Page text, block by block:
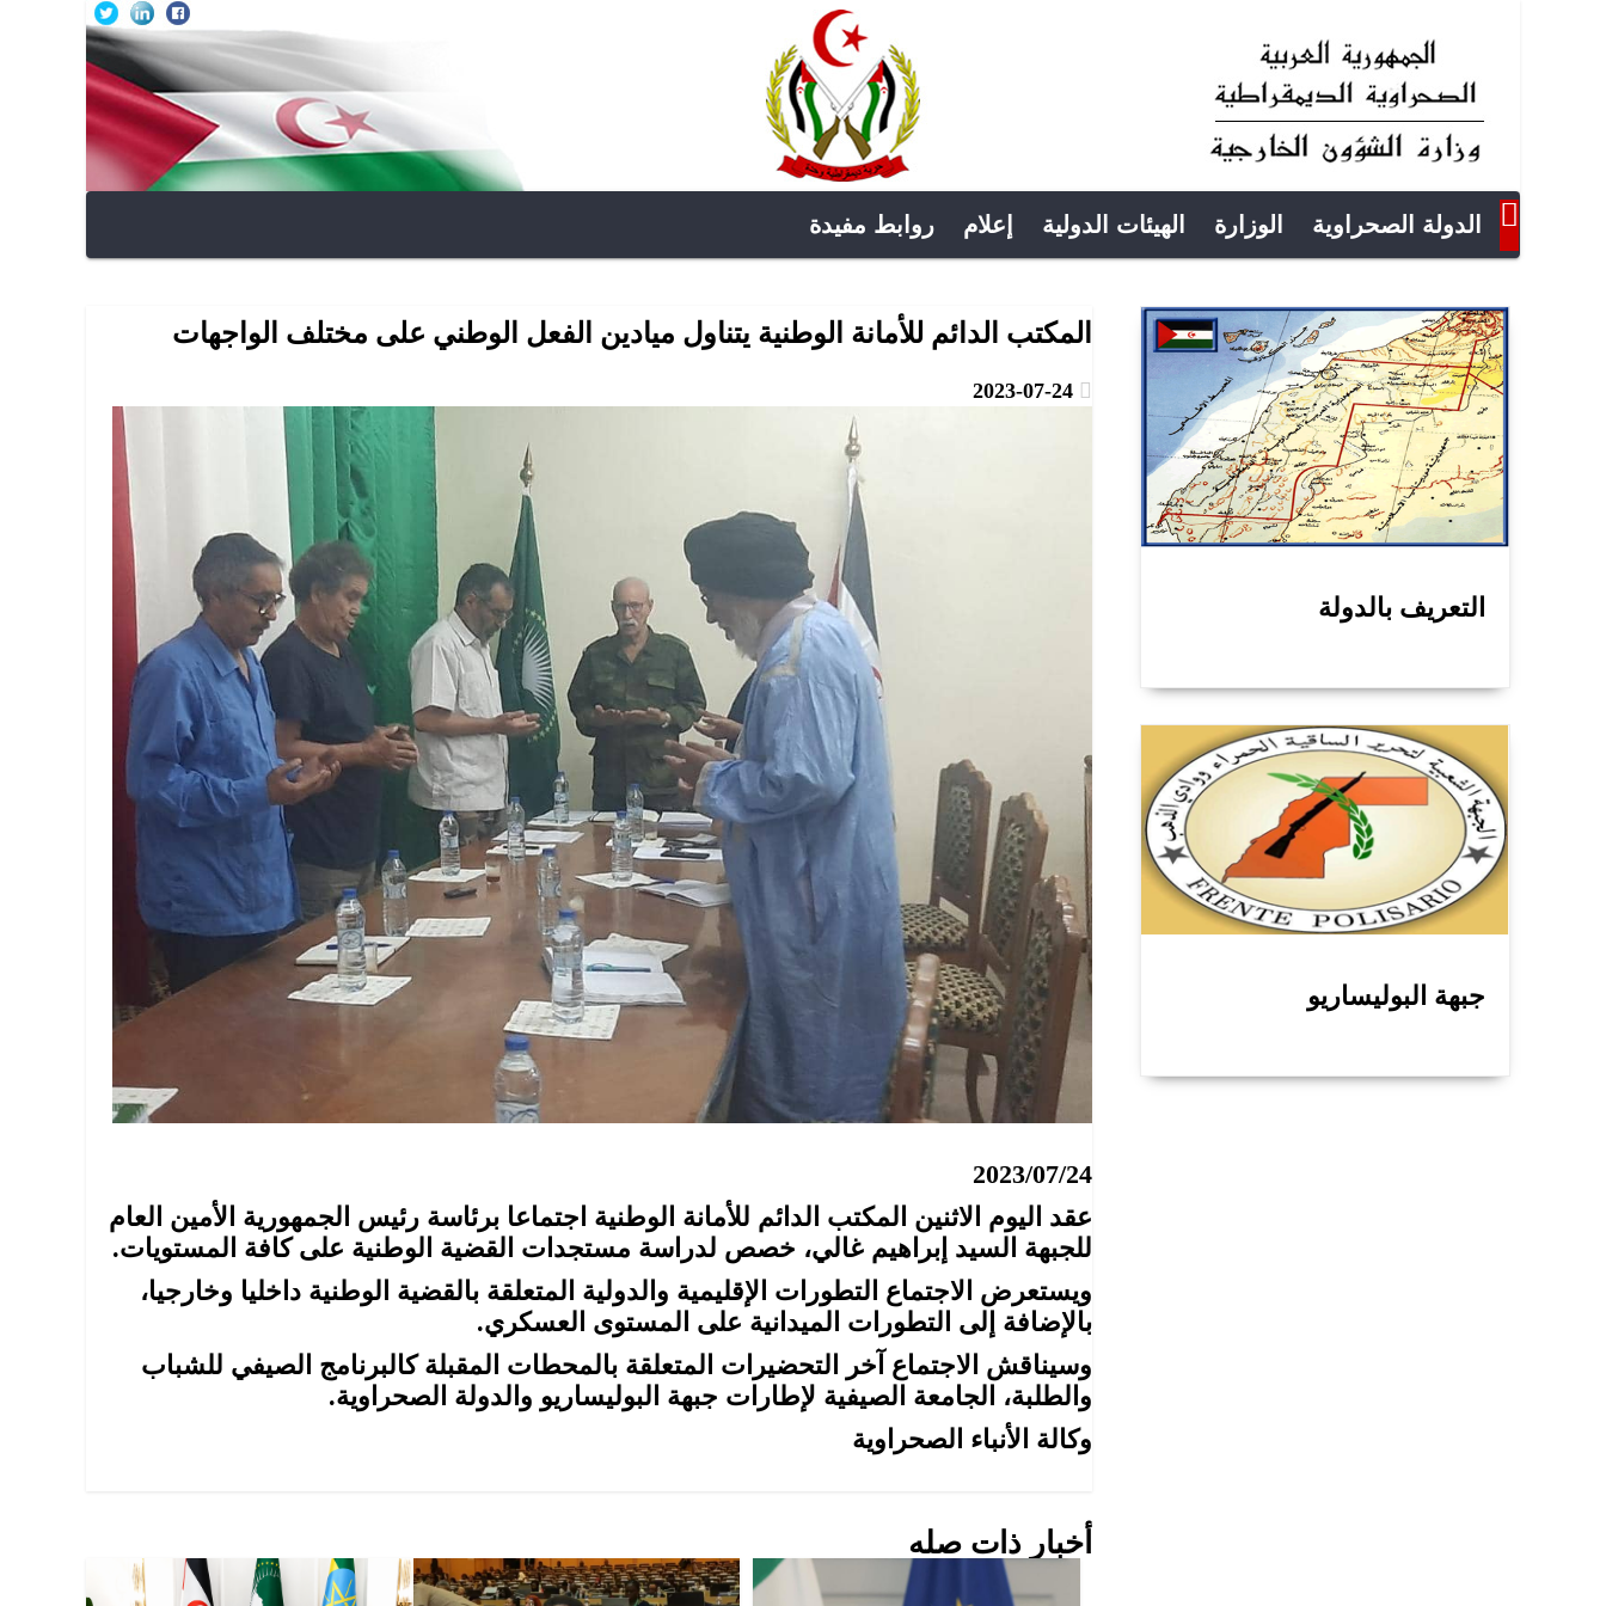
الدولة الصحراوية الوزارة الهيئات الدولية إعلام روابط مفيدة
المكتب الدائم للأمانة الوطنية يتناول ميادين الفعل الوطني على مختلف الواجهات
2023/07/24
عقد اليوم الاثنين المكتب الدائم للأمانة الوطنية اجتماعا برئاسة رئيس الجمهورية الأمين العام
للجبهة السيد إبراهيم غالي، خصص لدراسة مستجدات القضية الوطنية على كافة المستويات.
ويستعرض الاجتماع التطورات الإقليمية والدولية المتعلقة بالقضية الوطنية داخليا وخارجيا،
بالإضافة إلى التطورات الميدانية على المستوى العسكري.
وسيناقش الاجتماع آخر التحضيرات المتعلقة بالمحطات المقبلة كالبرنامج الصيفي للشباب
والطلبة، الجامعة الصيفية لإطارات جبهة البوليساريو والدولة الصحراوية.
وكالة الأنباء الصحراوية
أخبار ذات صله
التعريف بالدولة
جبهة البوليساريو